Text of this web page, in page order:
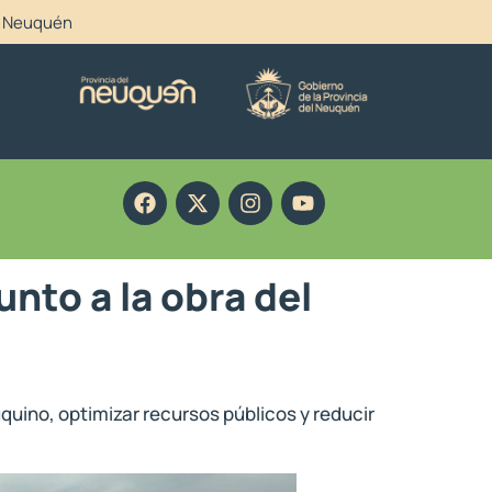
a la obra del
optimizar recursos públicos y reducir